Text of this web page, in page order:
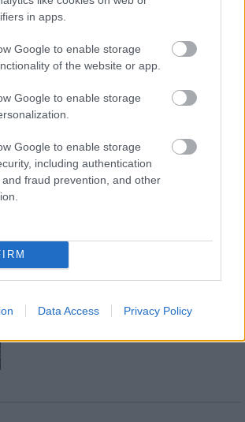
in apps.
Google to enable storage
of the website or app.
Google to enable storage
Google to enable storage
including authentication
fraud prevention, and other
Data Access Privacy Policy
Új gyalogosátkelők és jelzőlámpás
csomópont épül Angyalföldön
Hódmezővásárhely jó hírű református
iskoláját
Paks II.: Mit jelent az 5. blokk új
mérföldköve a felülvizsgálat